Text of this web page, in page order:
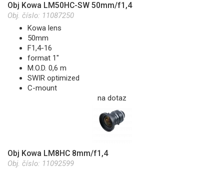
Obj Kowa LM50HC-SW 50mm/f1,4
Obj. číslo: 11087250
Kowa lens
50mm
F1,4-16
format 1"
M.O.D. 0,6 m
SWIR optimized
C-mount
na dotaz
Obj Kowa LM8HC 8mm/f1,4
Obj. číslo: 11092599